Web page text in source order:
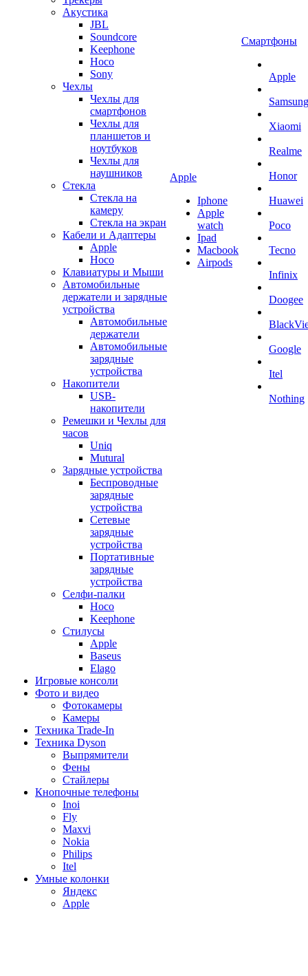
Акустика
JBL
Soundcore
Keephone
Hoco
Sony
Чехлы
Чехлы для
смартфонов
Чехлы для
планшетов и
ноутбуков
Чехлы для
наушников
Стекла
Стекла на
камеру
Стекла на экран
Кабели и Адаптеры
Apple
Hoco
Клавиатуры и Мыши
Автомобильные
держатели и зарядные
устройства
Автомобильные
держатели
Автомобильные
зарядные
устройства
Накопители
USB-
накопители
Ремешки и Чехлы для
часов
Uniq
Mutural
Зарядные устройства
Беспроводные
зарядные
устройства
Сетевые
зарядные
устройства
Портативные
зарядные
устройства
Селфи-палки
Hoco
Keephone
Стилусы
Apple
Baseus
Elago
Игровые консоли
Фото и видео
Фотокамеры
Камеры
Техника Trade-In
Техника Dyson
Выпрямители
Фены
Стайлеры
Кнопочные телефоны
Inoi
Fly
Maxvi
Nokia
Philips
Itel
Умные колонки
Яндекс
Apple
Apple
Iphone
Apple
watch
Ipad
Macbook
Airpods
Смартфоны
Apple
Samsung
Xiaomi
Realme
Honor
Huawei
Poco
Tecno
Infinix
Doogee
Google
Itel
Nothing